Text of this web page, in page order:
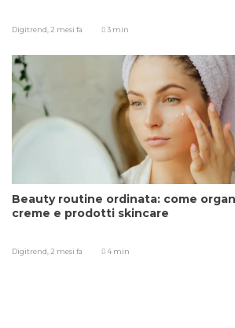
Digitrend,2 mesi fa 3 min
Beauty routine ordinata: come
creme e prodotti skincare
Digitrend,2 mesi fa 4 min